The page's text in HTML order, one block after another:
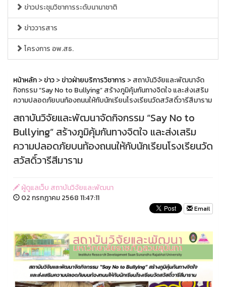
ข่าวประชุมวิชาการระดับนานาชาติ
ข่าววารสาร
โครงการ อพ.สธ.
หน้าหลัก>ข่าว>ข่าวฝ่ายบริการวิชาการ > สถาบันวิจัยและพัฒนาจัด
กิจกรรม “Say No to Bullying” สร้างภูมิคุ้มกันทางจิตใจ และส่งเสริม
ความปลอดภัยบนท้องถนนให้กับนักเรียนโรงเรียนวัดสวัสดิ์วารีสีมาราม
สถาบันวิจัยและพัฒนาจัดกิจกรรม “Say No to
Bullying” สร้างภูมิคุ้มกันทางจิตใจ และส่งเสริม
ความปลอดภัยบนท้องถนนให้กับนักเรียนโรงเรียนวัด
สวัสดิ์วารีสีมาราม
ผู้ดูแลเว็บ สถาบันวิจัยและพัฒนา
02 กรกฏาคม 2568 11:47:11
Email